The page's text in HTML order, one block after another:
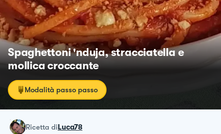
Spaghettoni 'nduja, stracciatella e
mollica croccante
Modalità passo passo
ricetta diLuca78